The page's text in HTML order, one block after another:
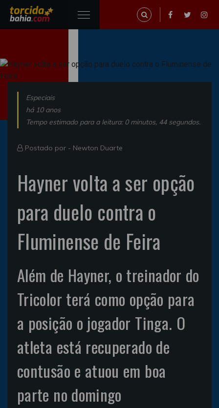
Especiais
há 10 anos
Tempo estimado para a leitura: 0 minutos, 44 segundos.
Postado por - Newton Duarte
Hayner volta a ser opção
para duelo contra o
Fluminense de Feira
Além de Hayner, o treinador do
Tricolor terá como opção para
a posição o jogador Tinga. O
atleta está recuperado de
contusão e atuou em boa
parte no domingo